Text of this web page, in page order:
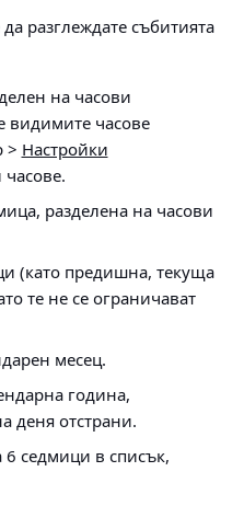
разглеждате събитията
на часови
видимите часове
> Настройки
.
разделена на часови
(като предишна, текуща
те не се ограничават
месец.
година,
деня отстрани.
седмици в списък,